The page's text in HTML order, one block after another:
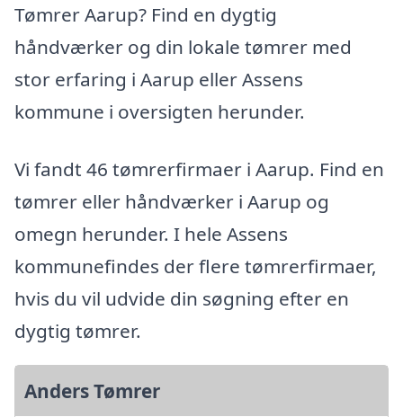
Tømrer Aarup? Find en dygtig
håndværker og din lokale tømrer med
stor erfaring i Aarup eller Assens
kommune i oversigten herunder.
Vi fandt 46 tømrerfirmaer i Aarup. Find en
tømrer eller håndværker i Aarup og
omegn herunder. I hele Assens
kommunefindes der flere tømrerfirmaer,
hvis du vil udvide din søgning efter en
dygtig tømrer.
Anders Tømrer